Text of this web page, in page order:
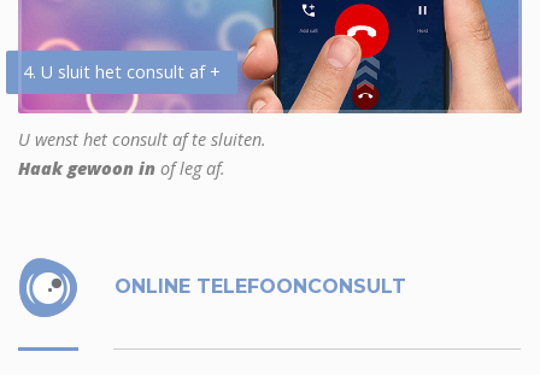
4. U sluit het consult af +
U wenst het consult af te sluiten.
Haak gewoon in of leg af.
ONLINE TELEFOONCONSULT